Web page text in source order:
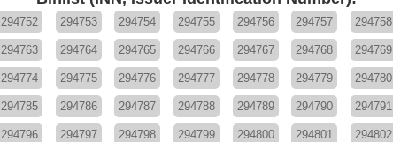
294752 294753 294754 294755 294756 294757 294758
294763 294764 294765 294766 294767 294768 294769
294774 294775 294776 294777 294778 294779 294780
294785 294786 294787 294788 294789 294790 294791
294796 294797 294798 294799 294800 294801 294802